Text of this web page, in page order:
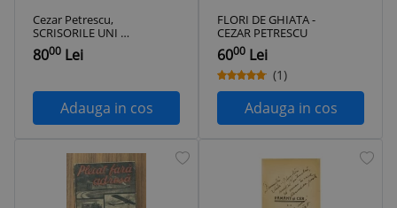
Cezar Petrescu,
SCRISORILE UNI
RĂZEȘ, București,
1932
8000 Lei
Adauga in cos
FLORI DE GHIATA -
CEZAR PETRESCU
6000 Lei
(1)
Adauga in cos